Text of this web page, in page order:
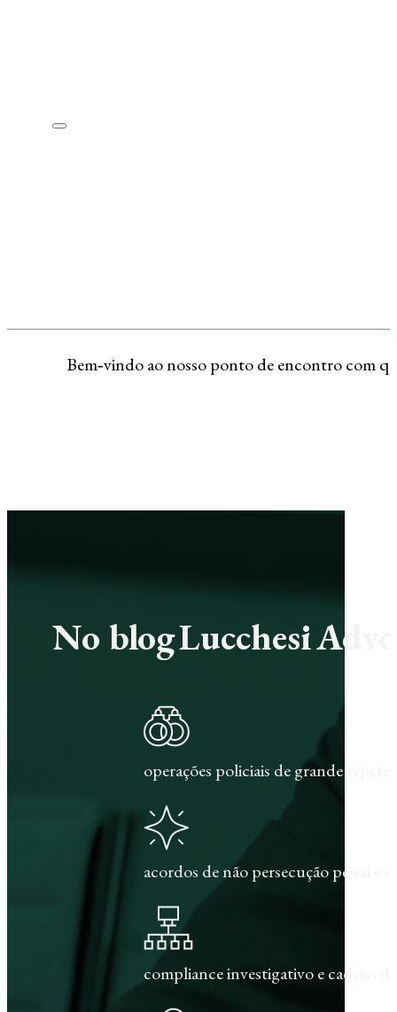
Bem‑vindo ao nosso ponto de encontro com
No blog Lucchesi
operações policiais de grande
acordos de não persecução penal e
compliance investigativo e cadeias